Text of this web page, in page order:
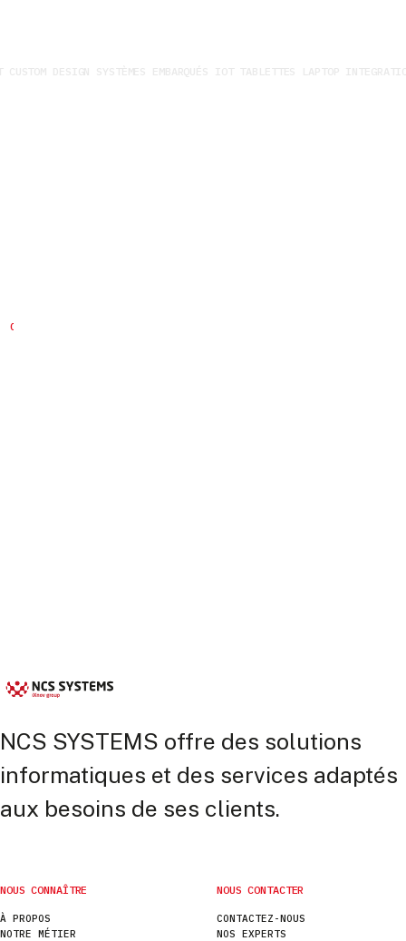
NCS SYSTEMS offre des solutions
informatiques et des services adaptés
aux besoins de ses clients.
NOUS CONNAÎTRE
À PROPOS
NOTRE MÉTIER
NOUS CONTACTER
CONTACTEZ-NOUS
NOS EXPERTS